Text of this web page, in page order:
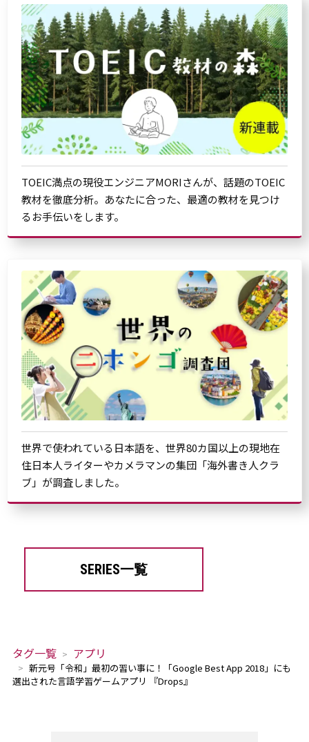
TOEIC満点の現役エンジニアMORIさんが、話題のTOEIC
教材を徹底分析。あなたに合った、最適の教材を見つけ
るお手伝いをします。
世界で使われている日本語を、世界80カ国以上の現地在
住日本人ライターやカメラマンの集団「海外書き人クラ
ブ」が調査しました。
SERIES一覧
タグ一覧 アプリ
新元号「令和」最初の習い事に！「Google Best App 2018」にも
選出された言語学習ゲームアプリ 『Drops』